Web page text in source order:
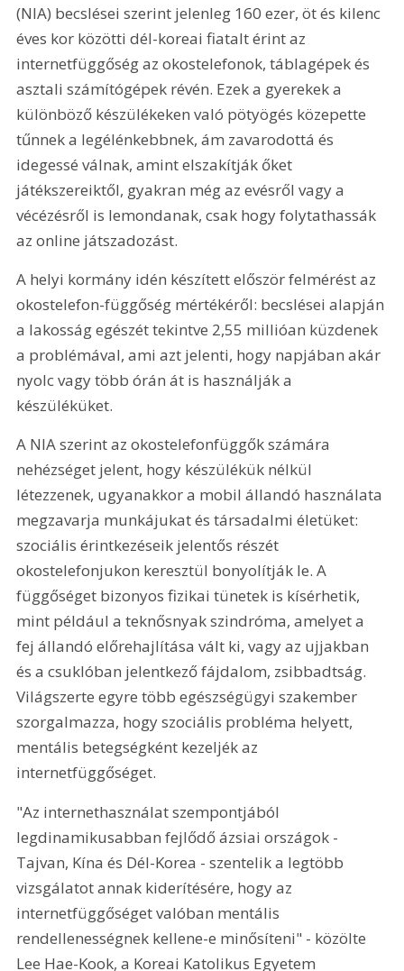
(NIA) becslései szerint jelenleg 160 ezer, öt és kilenc
éves kor közötti dél-koreai fiatalt érint az
internetfüggőség az okostelefonok, táblagépek és
asztali számítógépek révén. Ezek a gyerekek a
különböző készülékeken való pötyögés közepette
tűnnek a legélénkebbnek, ám zavarodottá és
idegessé válnak, amint elszakítják őket
játékszereiktől, gyakran még az evésről vagy a
vécézésről is lemondanak, csak hogy folytathassák
az online játszadozást.
A helyi kormány idén készített először felmérést az
okostelefon-függőség mértékéről: becslései alapján
a lakosság egészét tekintve 2,55 millióan küzdenek
a problémával, ami azt jelenti, hogy napjában akár
nyolc vagy több órán át is használják a
készüléküket.
A NIA szerint az okostelefonfüggők számára
nehézséget jelent, hogy készülékük nélkül
létezzenek, ugyanakkor a mobil állandó használata
megzavarja munkájukat és társadalmi életüket:
szociális érintkezéseik jelentős részét
okostelefonjukon keresztül bonyolítják le. A
függőséget bizonyos fizikai tünetek is kísérhetik,
mint például a teknősnyak szindróma, amelyet a
fej állandó előrehajlítása vált ki, vagy az ujjakban
és a csuklóban jelentkező fájdalom, zsibbadtság.
Világszerte egyre több egészségügyi szakember
szorgalmazza, hogy szociális probléma helyett,
mentális betegségként kezeljék az
internetfüggőséget.
"Az internethasználat szempontjából
legdinamikusabban fejlődő ázsiai országok -
Tajvan, Kína és Dél-Korea - szentelik a legtöbb
vizsgálatot annak kiderítésére, hogy az
internetfüggőséget valóban mentális
rendellenességnek kellene-e minősíteni" - közölte
Lee Hae-Kook, a Koreai Katolikus Egyetem